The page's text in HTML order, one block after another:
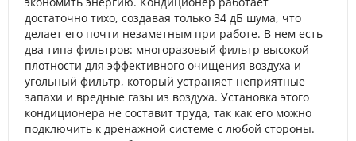
достаточно тихо, создавая только 34 дБ шума, что
делает его почти незаметным при работе. В нем есть
два типа фильтров: многоразовый фильтр высокой
плотности для эффективного очищения воздуха и
угольный фильтр, который устраняет неприятные
запахи и вредные газы из воздуха. Установка этого
кондиционера не составит труда, так как его можно
подключить к дренажной системе с любой стороны.